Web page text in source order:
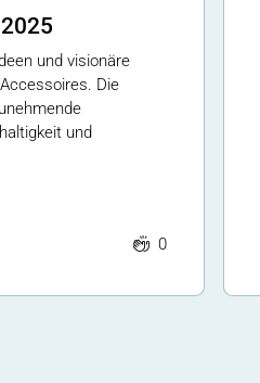
und visionäre
Die
und
0